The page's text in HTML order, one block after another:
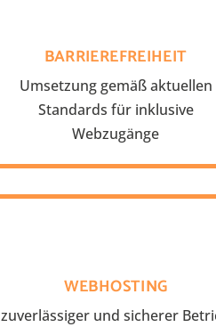
BARRIEREFREIHEIT
Umsetzung gemäß aktuellen
Standards für inklusive
Webzugänge
WEBHOSTING
zuverlässiger und sicherer